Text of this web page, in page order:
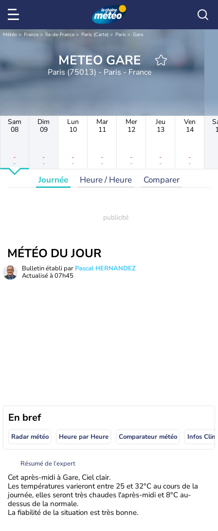
Météo France Île-de-France Paris (Carte) Paris Gare
METEO GARE
Paris (75013) - Paris - France
Sam
08
-
-
Dim
09
-
-
Lun
10
-
-
Mar
11
-
-
Mer
12
-
-
Jeu
13
-
-
Ven
14
-
-
Journée Heure / Heure Comparer
MÉTÉO DU JOUR
Bulletin établi par Pascal HERNANDEZ
Actualisé à 07h45
En bref
Radar météo Heure par Heure Comparateur météo Infos
Résumé de l’expert
Cet après-midi à Gare, Ciel clair.
Les températures varieront entre 25 et 32°C au cours de la
journée, elles seront très chaudes l'après-midi et 8°C au-
dessus de la normale.
La fiabilité de la situation est très bonne.